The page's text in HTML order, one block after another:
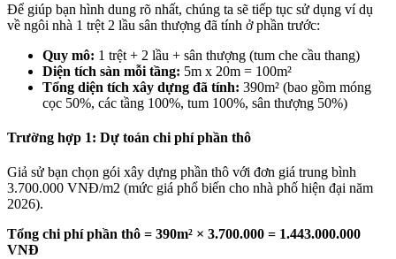
Để giúp bạn hình dung rõ nhất, chúng ta sẽ tiếp tục sử dụng ví dụ
về ngôi nhà 1 trệt 2 lầu sân thượng đã tính ở phần trước:
Quy mô: 1 trệt + 2 lầu + sân thượng (tum che cầu thang)
Diện tích sàn mỗi tầng: 5m x 20m = 100m²
Tổng diện tích xây dựng đã tính: 390m² (bao gồm móng
cọc 50%, các tầng 100%, tum 100%, sân thượng 50%)
Trường hợp 1: Dự toán chi phí phần thô
Giả sử bạn chọn gói xây dựng phần thô với đơn giá trung bình
3.700.000 VNĐ/m2 (mức giá phổ biến cho nhà phố hiện đại năm
2026).
Tổng chi phí phần thô = 390m² × 3.700.000 = 1.443.000.000
VNĐ